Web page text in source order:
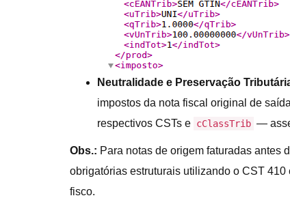
Neutralidade e Preservação
impostos da nota fiscal original de
respectivos CSTs e cClassTrib —
Obs.: Para notas de origem faturadas antes
obrigatórias estruturais utilizando o CST
fisco.